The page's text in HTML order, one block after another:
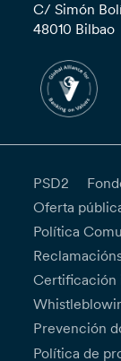
C/ Simón
48010 Bilbao
PSD2
Oferta
Política
Certificación
Prevención
Política de